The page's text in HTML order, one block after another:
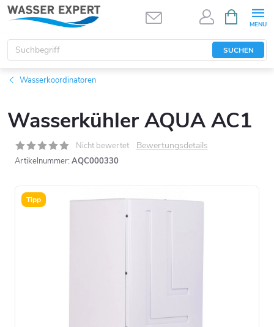
Zum
Inhalt
springen
SUCHEN
Wasserkoordinatoren
Wasserkühler AQUA AC1
Nicht bewertet Bewertungsdetails
Artikelnummer: AQC000330
Tipp